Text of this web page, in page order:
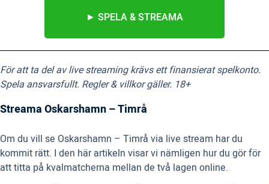
► SPELA & STREAMA
För att ta del av live streaming krävs ett finansierat spelkonto.
Spela ansvarsfullt. Regler & villkor gäller. 18+
Streama Oskarshamn – Timrå
Om du vill se Oskarshamn – Timrå via live stream har du
kommit rätt. I den här artikeln visar vi nämligen hur du gör för
att titta på kvalmatcherna mellan de två lagen online.